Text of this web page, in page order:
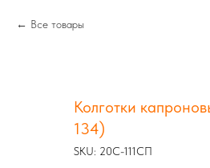
Все товары
Колготки
134)
SKU: 20С-111СП